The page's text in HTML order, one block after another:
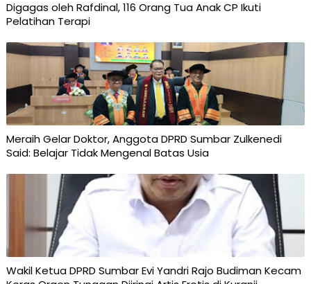
Digagas oleh Rafdinal, 116 Orang Tua Anak CP Ikuti
Pelatihan Terapi
Meraih Gelar Doktor, Anggota DPRD Sumbar Zulkenedi
Said: Belajar Tidak Mengenal Batas Usia
Wakil Ketua DPRD Sumbar Evi Yandri Rajo Budiman Kecam